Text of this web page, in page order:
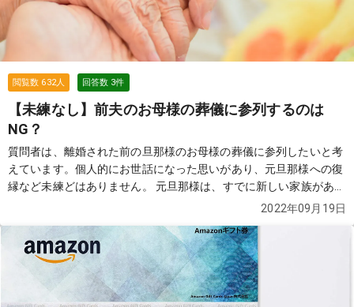
閲覧数 632人 回答数 3件
【未練なし】前夫のお母様の葬儀に参列するのは
NG？
質問者は、離婚された前の旦那様のお母様の葬儀に参列したいと考
えています。個人的にお世話になった思いがあり、元旦那様への復
縁など未練どはありません。 元旦那様は、すでに新しい家族があ
り、そちらへの遠慮もあり悩んでいます。どなたかアドバイスをお
2022年09月19日